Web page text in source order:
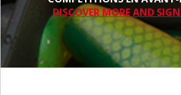
DISCOVER MORE AND